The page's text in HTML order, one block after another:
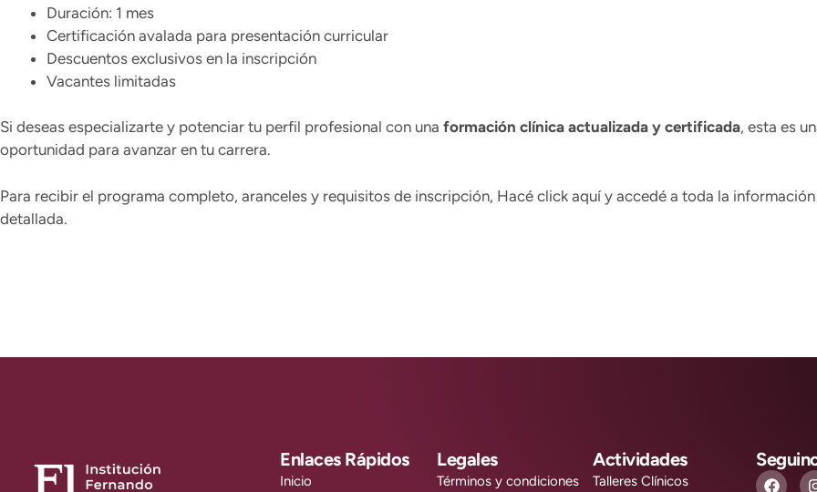
Duración: 1 mes
Certificación avalada para presentación curricular
Descuentos exclusivos en la inscripción
Vacantes limitadas
Si deseas especializarte y potenciar tu perfil profesional con una formación clínica actualizada y certificada, esta es
oportunidad para avanzar en tu carrera.
Para recibir el programa completo, aranceles y requisitos de inscripción, Hacé click aquíy accedé a toda la información
detallada.
Enlaces Rápidos
Inicio
Legales
Términos y condiciones
Actividades
Talleres Clínicos